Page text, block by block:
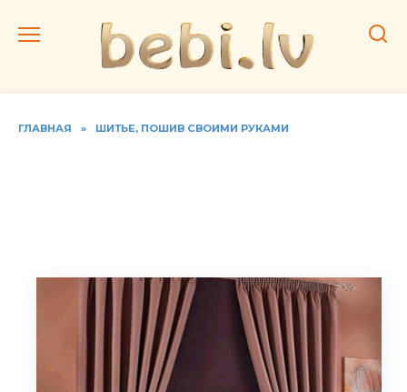
ГЛАВНАЯ » ШИТЬЕ, ПОШИВ СВОИМИ РУКАМИ